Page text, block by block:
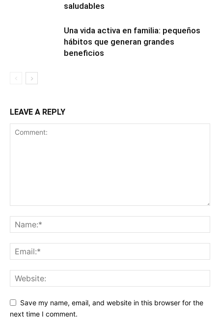
saludables
Una vida activa en familia: pequeños
hábitos que generan grandes
beneficios
LEAVE A REPLY
Save my name, email, and website in this browser for the
next time I comment.